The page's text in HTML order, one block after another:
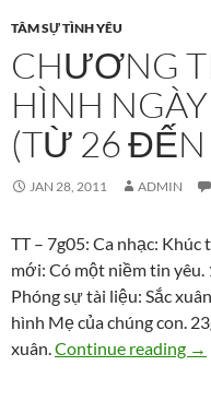
TÂM SỰ TÌNH YÊU
CHƯƠNG
HÌNH
(TỪ 26 ĐẾN
JAN 28, 2011 ADMIN
TT – 7g05: Ca nhạc: Khúc
mới: Có một niềm tin yêu.
Phóng sự tài liệu: Sắc
hình Mẹ của chúng con.
xuân.Continue reading →